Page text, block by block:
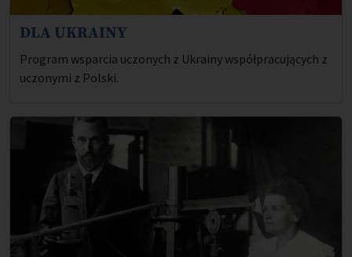
DLA UKRAINY
Opis projektu:
Program wsparcia uczonych z Ukrainy współpracujących z
uczonymi z Polski.